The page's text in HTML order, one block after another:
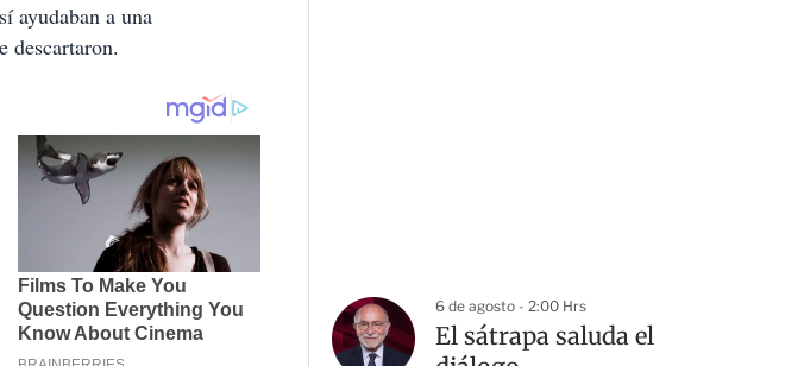
ayudaban a una
descartaron.
6 de agosto - 2:00 Hrs
El sátrapa saluda el